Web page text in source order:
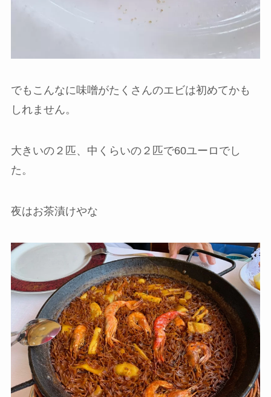
でもこんなに味噌がたくさんのエビは初めてかも
しれません。
大きいの２匹、中くらいの２匹で60ユーロでし
た。
夜はお茶漬けやな